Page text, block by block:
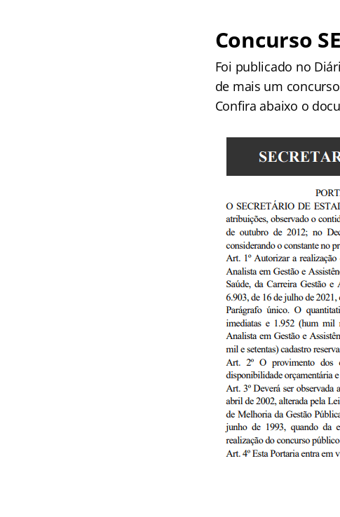
Concurso
Foi publicado no
de mais um
Confira abaixo o